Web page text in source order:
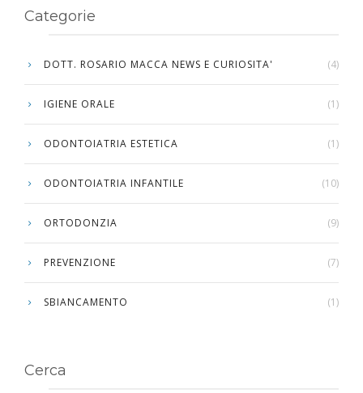
Categorie
DOTT. ROSARIO MACCA NEWS E CURIOSITA' (4)
IGIENE ORALE (1)
ODONTOIATRIA ESTETICA (1)
ODONTOIATRIA INFANTILE (10)
ORTODONZIA (9)
PREVENZIONE (7)
SBIANCAMENTO (1)
Cerca